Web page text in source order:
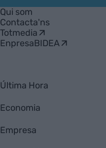
Empresa
Qui som
Contacta'ns
Totmedia
EnpresaBIDEA
Última Hora
Economia
Empresa